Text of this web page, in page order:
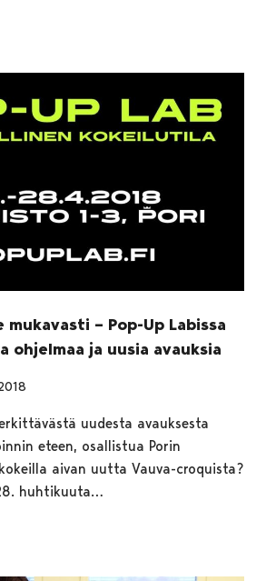
mukavasti – Pop-Up Labissa
ohjelmaa ja uusia avauksia
uudesta avauksesta
eteen, osallistua Porin
aivan uutta Vauva-croquista?
huhtikuuta…